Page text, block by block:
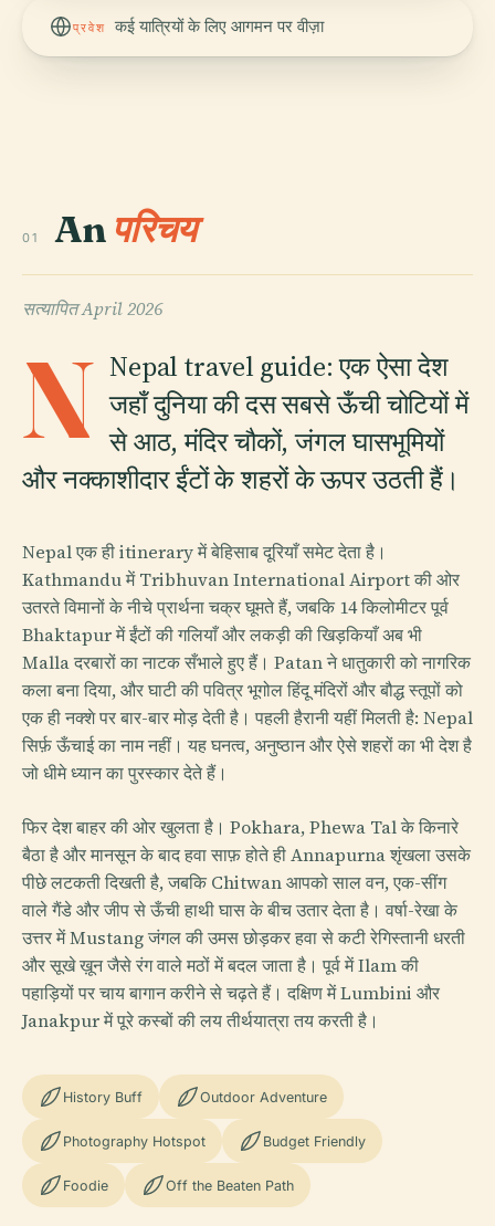
प्रवेश कई यात्रियों के लिए आगमन पर वीज़ा
01 An परिचय
सत्यापितApril 2026
N Nepal travel guide: एक ऐसा देश
जहाँ दुनिया की दस सबसे ऊँची चोटियों में
से आठ, मंदिर चौकों, जंगल घासभूमियों
और नक्काशीदार ईंटों के शहरों के ऊपर उठती हैं।
Nepal एक ही itinerary में बेहिसाब दूरियाँ समेट देता है।
Kathmandu में Tribhuvan International Airport की ओर
उतरते विमानों के नीचे प्रार्थना चक्र घूमते हैं, जबकि 14 किलोमीटर पूर्व
Bhaktapur में ईंटों की गलियाँ और लकड़ी की खिड़कियाँ अब भी
Malla दरबारों का नाटक सँभाले हुए हैं। Patan ने धातुकारी को नागरिक
कला बना दिया, और घाटी की पवित्र भूगोल हिंदू मंदिरों और बौद्ध स्तूपों को
एक ही नक्शे पर बार-बार मोड़ देती है। पहली हैरानी यहीं मिलती है: Nepal
सिर्फ़ ऊँचाई का नाम नहीं। यह घनत्व, अनुष्ठान और ऐसे शहरों का भी देश है
जो धीमे ध्यान का पुरस्कार देते हैं।
फिर देश बाहर की ओर खुलता है। Pokhara, Phewa Tal के किनारे
बैठा है और मानसून के बाद हवा साफ़ होते ही Annapurna शृंखला उसके
पीछे लटकती दिखती है, जबकि Chitwan आपको साल वन, एक-सींग
वाले गैंडे और जीप से ऊँची हाथी घास के बीच उतार देता है। वर्षा-रेखा के
उत्तर में Mustang जंगल की उमस छोड़कर हवा से कटी रेगिस्तानी धरती
और सूखे ख़ून जैसे रंग वाले मठों में बदल जाता है। पूर्व में Ilam की
पहाड़ियों पर चाय बागान करीने से चढ़ते हैं। दक्षिण में Lumbini और
Janakpur में पूरे कस्बों की लय तीर्थयात्रा तय करती है।
History Buff Outdoor Adventure
Photography Hotspot Budget Friendly
Foodie Off the Beaten Path